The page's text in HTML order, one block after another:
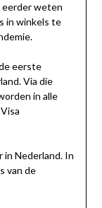
eerder weten
in winkels te
eerste
Via die
in alle
in Nederland. In
van de